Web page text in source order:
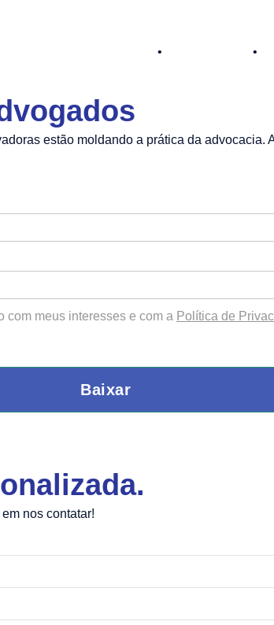
• •
estão moldando a prática da
com meus interesses e com a Política de
Baixar
nos contatar!